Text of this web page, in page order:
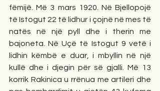
fëmijë. Më 3 mars 1920. Në Bjellopojë
të Istogut 22 të lidhur i çojnë në mes të
natës në një pyll dhe i therin me
bajoneta. Në Uçë të Istogut 9 vetë i
lidhin këmbë e duar, i mbyllin në një
kullë dhe i djegin për së gjalli. Më 13
korrik Rakinica u rrënua me artileri dhe